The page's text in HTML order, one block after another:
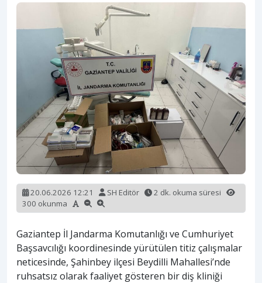
20.06.2026 12:21 SH Editör
2 dk. okuma süresi
300 okunma
Gaziantep İl Jandarma Komutanlığı ve Cumhuriyet
Başsavcılığı koordinesinde yürütülen titiz çalışmalar
neticesinde, Şahinbey ilçesi Beydilli Mahallesi’nde
ruhsatsız olarak faaliyet gösteren bir diş kliniği